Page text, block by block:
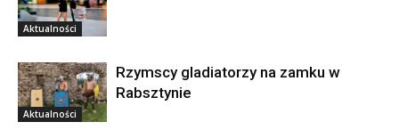
Aktualności
Aktualności
Rzymscy gladiatorzy na zamku w
Rabsztynie